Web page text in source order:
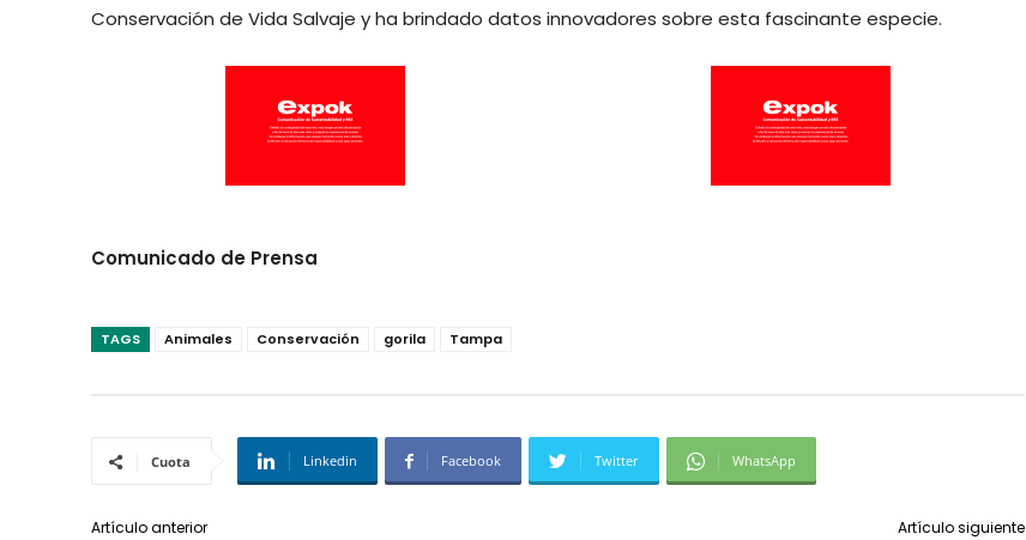
Conservación de Vida Salvaje y ha brindado datos innovadores sobre esta fascinante especie.
Comunicado de Prensa
TAGS Animales Conservación gorila Tampa
Cuota Linkedin Facebook Twitter WhatsApp
Artículo anterior Artículo siguiente